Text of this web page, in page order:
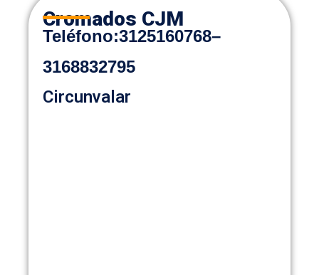
Cromados CJM
Teléfono:3125160768–
3168832795
Circunvalar